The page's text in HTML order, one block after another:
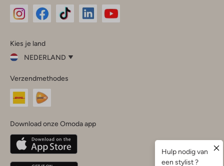
InstagramFacebook
Kies je land
NEDERLAND
je
land
Nederland
Belgique(Français)
Deutschland
Verzendmethodes
Download onze Omoda app